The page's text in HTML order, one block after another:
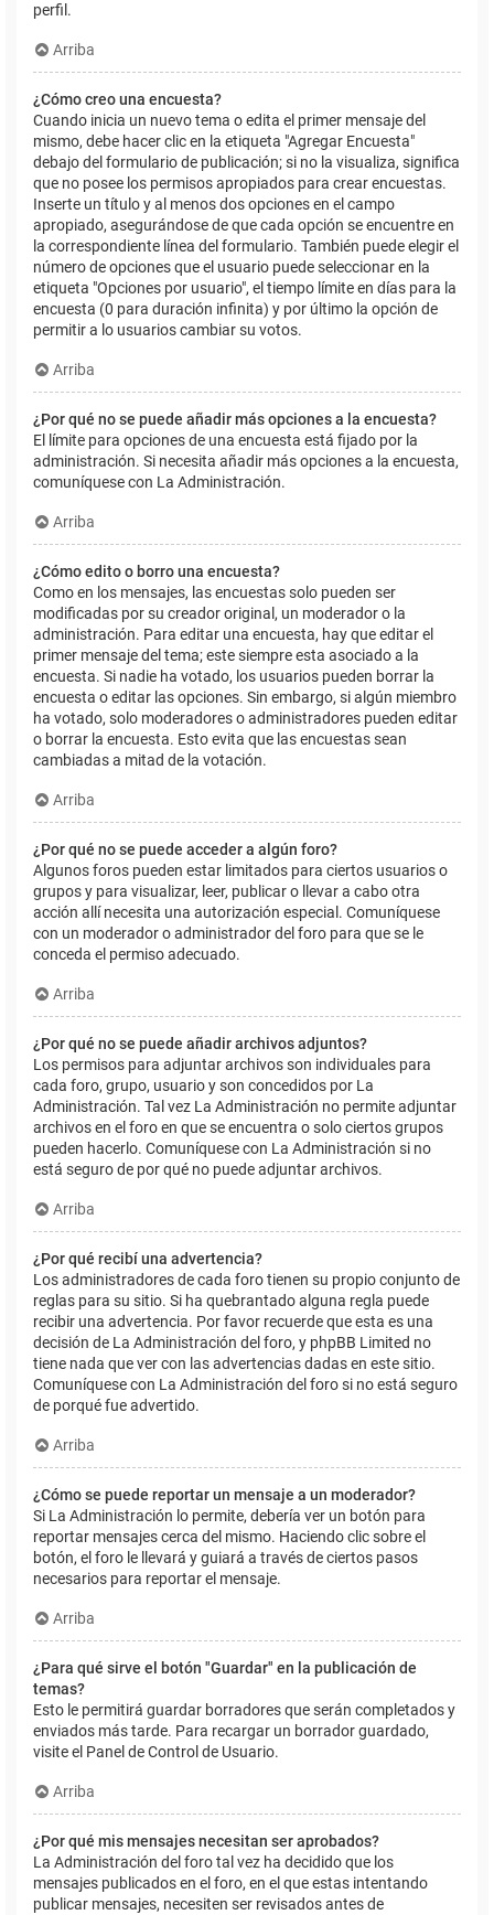
perfil.
Arriba
¿Cómo creo una encuesta?
Cuando inicia un nuevo tema o edita el primer mensaje del
mismo, debe hacer clic en la etiqueta "Agregar Encuesta"
debajo del formulario de publicación; si no la visualiza, significa
que no posee los permisos apropiados para crear encuestas.
Inserte un título y al menos dos opciones en el campo
apropiado, asegurándose de que cada opción se encuentre en
la correspondiente línea del formulario. También puede elegir el
número de opciones que el usuario puede seleccionar en la
etiqueta "Opciones por usuario", el tiempo límite en días para la
encuesta (0 para duración infinita) y por último la opción de
permitir a lo usuarios cambiar su votos.
Arriba
¿Por qué no se puede añadir más opciones a la encuesta?
El límite para opciones de una encuesta está fijado por la
administración. Si necesita añadir más opciones a la encuesta,
comuníquese con La Administración.
Arriba
¿Cómo edito o borro una encuesta?
Como en los mensajes, las encuestas solo pueden ser
modificadas por su creador original, un moderador o la
administración. Para editar una encuesta, hay que editar el
primer mensaje del tema; este siempre esta asociado a la
encuesta. Si nadie ha votado, los usuarios pueden borrar la
encuesta o editar las opciones. Sin embargo, si algún miembro
ha votado, solo moderadores o administradores pueden editar
o borrar la encuesta. Esto evita que las encuestas sean
cambiadas a mitad de la votación.
Arriba
¿Por qué no se puede acceder a algún foro?
Algunos foros pueden estar limitados para ciertos usuarios o
grupos y para visualizar, leer, publicar o llevar a cabo otra
acción allí necesita una autorización especial. Comuníquese
con un moderador o administrador del foro para que se le
conceda el permiso adecuado.
Arriba
¿Por qué no se puede añadir archivos adjuntos?
Los permisos para adjuntar archivos son individuales para
cada foro, grupo, usuario y son concedidos por La
Administración. Tal vez La Administración no permite adjuntar
archivos en el foro en que se encuentra o solo ciertos grupos
pueden hacerlo. Comuníquese con La Administración si no
está seguro de por qué no puede adjuntar archivos.
Arriba
¿Por qué recibí una advertencia?
Los administradores de cada foro tienen su propio conjunto de
reglas para su sitio. Si ha quebrantado alguna regla puede
recibir una advertencia. Por favor recuerde que esta es una
decisión de La Administración del foro, y phpBB Limited no
tiene nada que ver con las advertencias dadas en este sitio.
Comuníquese con La Administración del foro si no está seguro
de porqué fue advertido.
Arriba
¿Cómo se puede reportar un mensaje a un moderador?
Si La Administración lo permite, debería ver un botón para
reportar mensajes cerca del mismo. Haciendo clic sobre el
botón, el foro le llevará y guiará a través de ciertos pasos
necesarios para reportar el mensaje.
Arriba
¿Para qué sirve el botón "Guardar" en la publicación de
temas?
Esto le permitirá guardar borradores que serán completados y
enviados más tarde. Para recargar un borrador guardado,
visite el Panel de Control de Usuario.
Arriba
¿Por qué mis mensajes necesitan ser aprobados?
La Administración del foro tal vez ha decidido que los
mensajes publicados en el foro, en el que estas intentando
publicar mensajes, necesiten ser revisados antes de